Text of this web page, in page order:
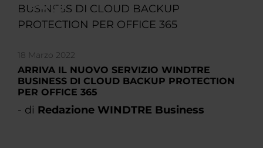
18 Marzo 2022
ARRIVA IL NUOVO SERVIZIO WINDTRE
BUSINESS DI CLOUD BACKUP PROTECTION
PER OFFICE 365
- di Redazione WINDTRE Business